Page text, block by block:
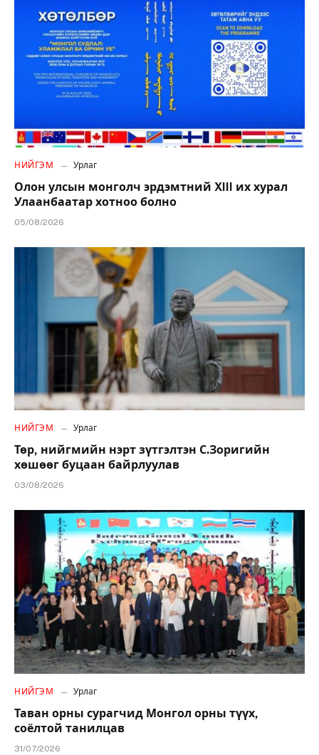
НИЙГЭМ Урлаг
Олон улсын монголч эрдэмтний XIII их хурал
Улаанбаатар хотноо болно
05/08/2026
НИЙГЭМ Урлаг
Төр, нийгмийн нэрт зүтгэлтэн С.Зоригийн
хөшөөг буцаан байрлуулав
03/08/2026
НИЙГЭМ Урлаг
Таван орны сурагчид Монгол орны түүх,
соёлтой танилцав
31/07/2026